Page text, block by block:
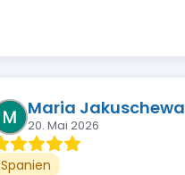
Maria Jakuschewa
20. Mai 2026
Spanien